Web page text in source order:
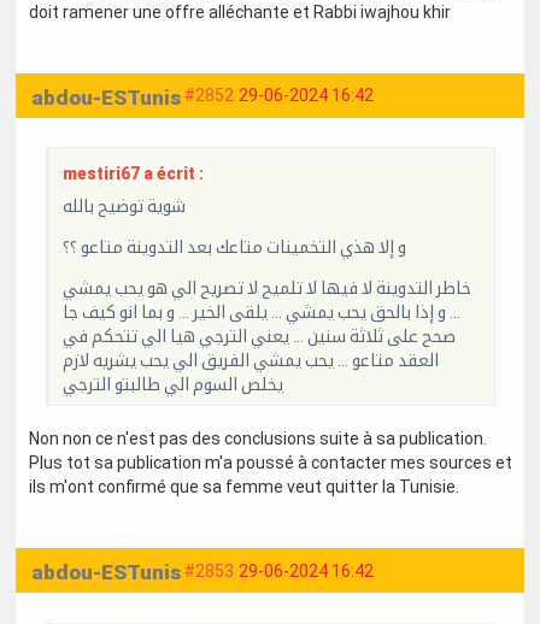
doit ramener une offre alléchante et Rabbi iwajhou khir
#2852 29-06-2024 16:42
abdou-ESTunis
mestiri67 a écrit :
شوية توضيح بالله
و إلا هذي التخمينات متاعك بعد التدوينة متاعو ؟؟
خاطر التدوينة لا فيها لا تلميح لا تصريح الي هو يحب يمشي
… و إذا بالحق يحب يمشي … يلقى الخير … و بما انو كيف جا
صحح على ثلاثة سنين … يعني الترجي هيا الي تتحكم في
العقد متاعو … يحب يمشي الفريق الي يحب يشريه لازم
يخلص السوم الي طالبتو الترجي
Non non ce n'est pas des conclusions suite à sa publication.
Plus tot sa publication m'a poussé à contacter mes sources et
ils m'ont confirmé que sa femme veut quitter la Tunisie.
#2853 29-06-2024 16:42
abdou-ESTunis